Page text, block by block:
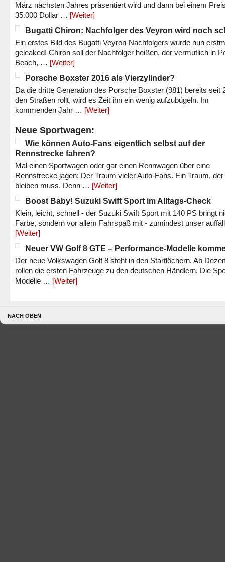
März nächsten Jahres präsentiert wird und dann bei einem
35.000 Dollar … [Weiter]
Bugatti Chiron: Nachfolger des Veyron wird noch
Ein erstes Bild des Bugatti Veyron-Nachfolgers wurde nun
geleaked! Chiron soll der Nachfolger heißen, der vermutlich in
Beach, … [Weiter]
Porsche Boxster 2016 als Vierzylinder?
Da die dritte Generation des Porsche Boxster (981) bereits seit
den Straßen rollt, wird es Zeit ihn ein wenig aufzubügeln. Im
kommenden Jahr … [Weiter]
Neue Sportwagen:
Wie können Auto-Fans eigentlich selbst auf der
Rennstrecke fahren?
Mal einen Sportwagen oder gar einen Rennwagen über eine
Rennstrecke jagen: Der Traum vieler Auto-Fans. Ein Traum,
bleiben muss. Denn … [Weiter]
Boost Baby! Suzuki Swift Sport im Alltags-Check
Klein, leicht, schnell - der Suzuki Swift Sport mit 140 PS bringt
Farbe, sondern vor allem Fahrspaß mit - zumindest unser
[Weiter]
Neuer VW Golf 8 GTE – Performance-Modelle
Der neue Volkswagen Golf 8 steht in den Startlöchern. Ab
rollen die ersten Fahrzeuge zu den deutschen Händlern. Die
Modelle … [Weiter]
NACH OBEN